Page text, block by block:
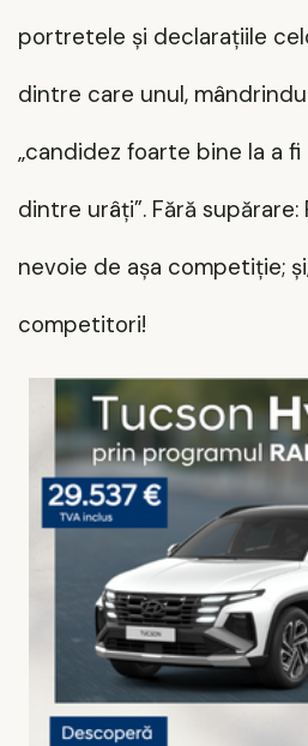
portretele și declarațiile
dintre care unul,
„candidez foarte bine la a
dintre urâți”. Fără supărare:
nevoie de așa competiție;
competitori!